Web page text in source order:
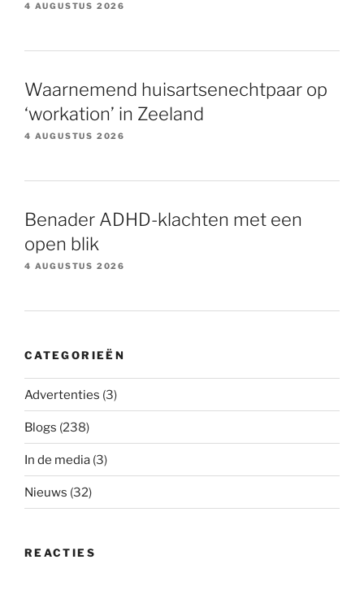
4 AUGUSTUS 2026
Waarnemend huisartsenechtpaar op
‘workation’ in Zeeland
4 AUGUSTUS 2026
Benader ADHD-klachten met een
open blik
4 AUGUSTUS 2026
CATEGORIEËN
Advertenties (3)
Blogs (238)
In de media (3)
Nieuws (32)
REACTIES